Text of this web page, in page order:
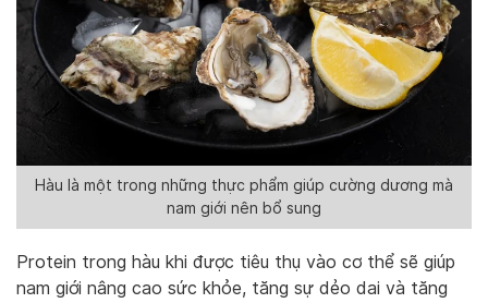
Hàu là một trong những thực phẩm giúp cường dương mà
nam giới nên bổ sung
Protein trong hàu khi được tiêu thụ vào cơ thể sẽ giúp
nam giới nâng cao sức khỏe, tăng sự dẻo dai và tăng